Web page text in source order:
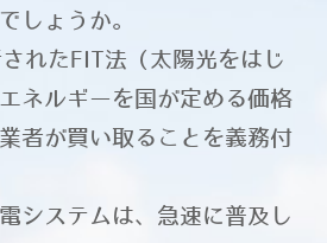
しょうか。
れたFIT法（太陽光をはじ
ネルギーを国が定める価格
者が買い取ることを義務付
システムは、急速に普及し
世田谷区 N様邸
八王子市 K様邸
例 館山市 I様邸
例 館山市 S様邸
例 町田市 M様邸